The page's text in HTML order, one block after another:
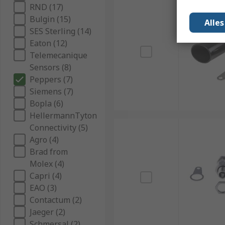
RND (17)
Bulgin (15)
SES Sterling (14)
Eaton (12)
Telemecanique
Sensors (8)
Peppers (7)
Siemens (7)
Bopla (6)
HellermannTyton
Connectivity (5)
Agro (4)
Brad from
Molex (4)
Capri (4)
EAO (3)
Contactum (2)
Jaeger (2)